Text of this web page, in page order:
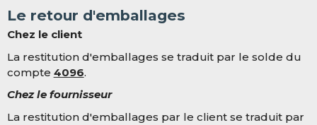
Le retour d'emballages
Chez le client
La restitution d'emballages se traduit par le solde du
compte 4096.
Chez le fournisseur
La restitution d'emballages par le client se traduit par